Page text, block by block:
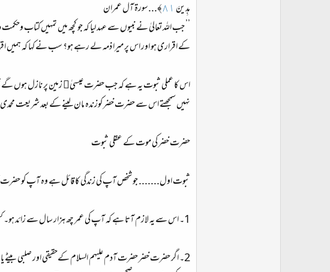
هِدينَ ٨١﴾...سورة آل عمران
’’ جب اللہ تعالیٰ نے نبیوں سے عہد لیا کہ جو کچھ میں تمہیں کتاب
کے اقراری ہو اور اس پر میرا ذمہ لے رہے ہو؟ سب نے کہا کہ ہمیں
اس کا عملی ثبوت یہ ہے کہ جب حضرت عیسیٰ﷤ زمین پر نازل ہوں
نہیں سمجھتے اس سے حضرت خضر کوزندہ مان لینے کے بعد شریعت
حضرت خضر کی موت کے عقلی ثبوت
ثبوت اول....... جو شخص آپ کی زندگی کا قائل ہے وہ آپ کو حضرت
1۔ اس سے یہ لازم آتا ہے کہ آپ کی عمر چھ ہزار سال سے زائد ہو۔ کسی بشر کے لیے اتنی طویل عمر عام حالات میں عقل سے بعید ہے۔
2۔ اگر حضرت خضر حضرت آدم علیہم السلام کےحقیقی اور صلبی بیٹے